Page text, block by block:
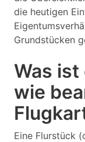
die heutigen
Grundstücken
Was
wie
Eine Flurstück